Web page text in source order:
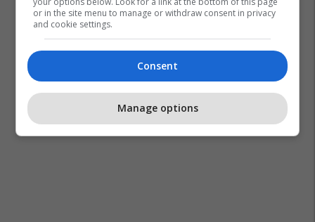
or in the site menu to manage or withdraw consent in privacy
and cookie settings.
Consent
Manage options